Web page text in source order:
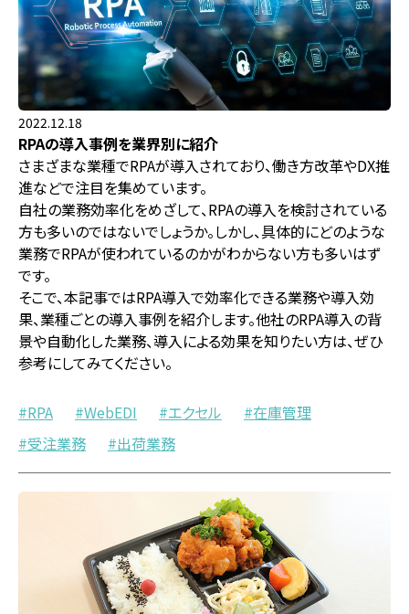
2022.12.18
RPAの導入事例を業界別に紹介
さまざまな業種でRPAが導入されており、働き方改革やDX推
進などで注目を集めています。
自社の業務効率化をめざして、RPAの導入を検討されている
方も多いのではないでしょうか。しかし、具体的にどのような
業務でRPAが使われているのかがわからない方も多いはず
です。
そこで、本記事ではRPA導入で効率化できる業務や導入効
果、業種ごとの導入事例を紹介します。他社のRPA導入の背
景や自動化した業務、導入による効果を知りたい方は、ぜひ
参考にしてみてください。
RPA WebEDI エクセル
在庫管理
受注業務
出荷業務